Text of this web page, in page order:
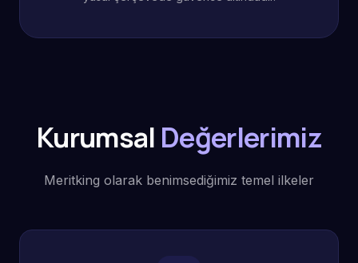
Kurumsal Değerlerimiz
Meritking olarak benimsediğimiz temel ilkeler